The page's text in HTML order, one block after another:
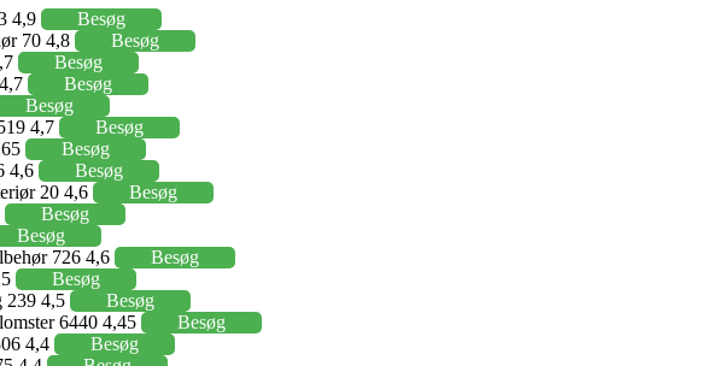
4,9
Besøg
70 4,8
Besøg
Besøg
Besøg
Besøg
4,7
Besøg
Besøg
4,6
Besøg
20 4,6
Besøg
Besøg
Besøg
726 4,6
Besøg
Besøg
239 4,5
Besøg
6440 4,45
Besøg
4,4
Besøg